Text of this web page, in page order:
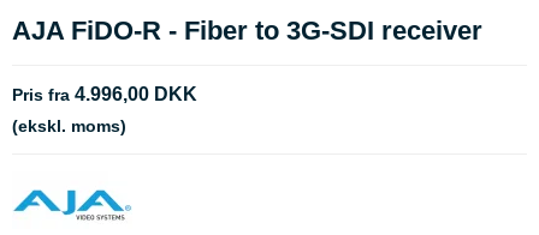
AJA FiDO-R - Fiber to 3G-SDI receiver
Pris fra 4.996,00 DKK
(ekskl. moms)